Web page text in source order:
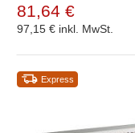
81,64 €
97,15 € inkl. MwSt.
Express